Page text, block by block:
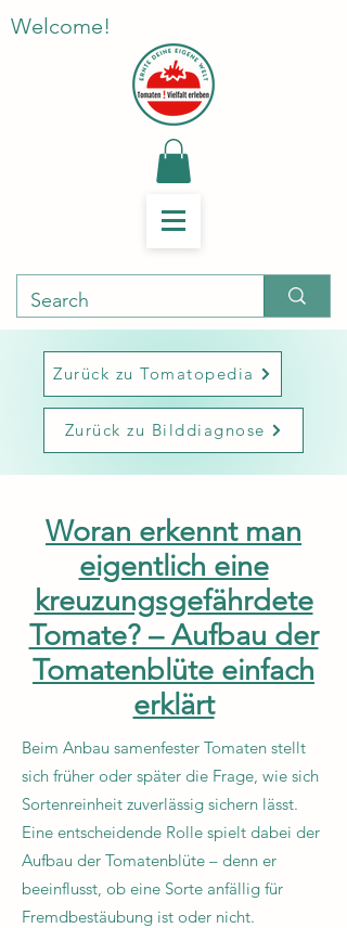
Welcome!
Zurück zu Tomatopedia
Zurück zu Bilddiagnose
Woran erkennt man
eigentlich eine
kreuzungsgefährdete
Tomate? – Aufbau der
Tomatenblüte einfach
erklärt
Beim Anbau samenfester Tomaten stellt
sich früher oder später die Frage, wie sich
Sortenreinheit zuverlässig sichern lässt.
Eine entscheidende Rolle spielt dabei der
Aufbau der Tomatenblüte – denn er
beeinflusst, ob eine Sorte anfällig für
Fremdbestäubung ist oder nicht.